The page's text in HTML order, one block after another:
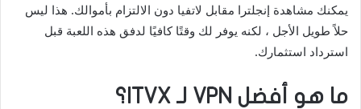
يمكنك مشاهدة إنجلترا مقابل لاتفيا دون الالتزام بأموالك. هذا ليس
حلاً طويل الأجل ، لكنه يوفر لك وقتًا كافيًا لدفق هذه اللعبة قبل
استرداد استثمارك.
ما هو أفضل VPN لـ ITVX؟